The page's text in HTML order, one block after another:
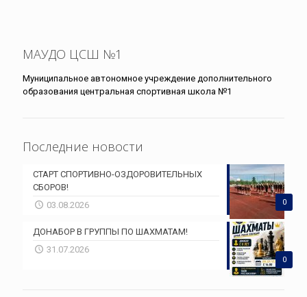
МАУДО ЦСШ №1
Муниципальное автономное учреждение дополнительного
образования центральная спортивная школа №1
Последние новости
0
СТАРТ СПОРТИВНО-ОЗДОРОВИТЕЛЬНЫХ
СБОРОВ!
03.08.2026
0
ДОНАБОР В ГРУППЫ ПО ШАХМАТАМ!
31.07.2026